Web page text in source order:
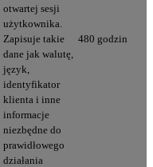
otwartej sesji
użytkownika.
Zapisuje takie
dane jak walutę,
język,
identyfikator
klienta i inne
informacje
niezbędne do
prawidłowego
działania
480 godzin